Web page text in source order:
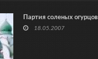
Партия соленых огурцов
18.05.2007